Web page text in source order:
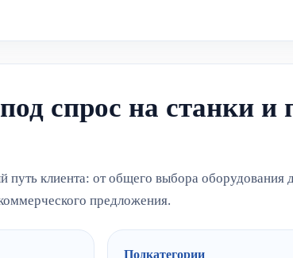
спрос на станки
путь клиента: от общего выбора оборудования
предложения.
Подкатегории